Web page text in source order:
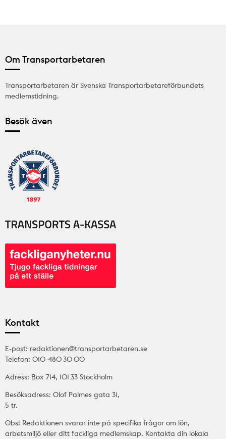
Om Transportarbetaren
Transportarbetaren är Svenska Transportarbetareförbundets
medlemstidning.
Besök även
Kontakt
E-post: redaktionen@transportarbetaren.se
Telefon: 010-480 30 00
Adress: Box 714, 101 33 Stockholm
Besöksadress: Olof Palmes gata 31,
5 tr.
Obs! Redaktionen svarar inte på specifika frågor om lön,
arbetsmiljö eller ditt fackliga medlemskap. Kontakta din lokala